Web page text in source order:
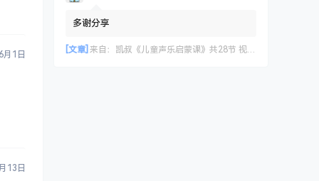
月1日
13日
多谢分享
[文章] 来自： 凯叔《儿童声乐启蒙课》共28节 视频课程